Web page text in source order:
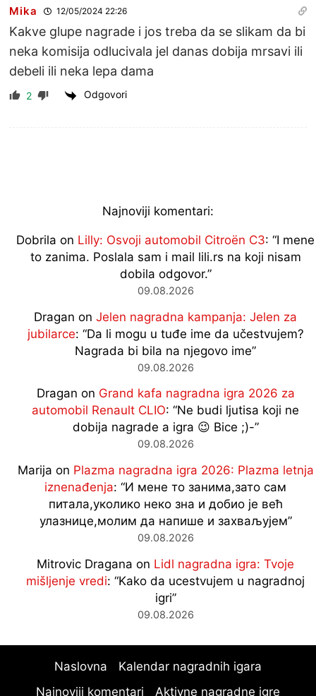
Mika 12/05/2024 22:26
Kakve glupe nagrade i jos treba da se slikam da bi
neka komisija odlucivala jel danas dobija mrsavi ili
debeli ili neka lepa dama
2 Odgovori
Najnoviji komentari:
Dobrila on Lilly: Osvoji automobil Citroën C3: “I mene
to zanima. Poslala sam i mail lili.rs na koji nisam
dobila odgovor.”
09.08.2026
Dragan on Jelen nagradna kampanja: Jelen za
jubilarce: “Da li mogu u tuđe ime da učestvujem?
Nagrada bi bila na njegovo ime”
09.08.2026
Dragan on Grand kafa nagradna igra 2026 za
automobil Renault CLIO: “Ne budi ljutisa koji ne
dobija nagrade a igra 😉 Bice ;)-”
09.08.2026
Marija on Plazma nagradna igra 2026: Plazma letnja
iznenađenja: “И мене то занима,зато сам
питала,уколико неко зна и добио је већ
улазнице,молим да напише и захваљујем”
09.08.2026
Mitrovic Dragana on Lidl nagradna igra: Tvoje
mišljenje vredi: “Kako da ucestvujem u nagradnoj
igri”
09.08.2026
Naslovna
Kalendar nagradnih igara
Najnoviji komentari
Aktivne nagradne igre